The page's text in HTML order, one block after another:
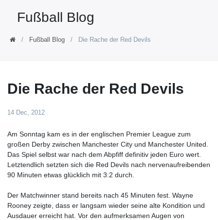
Fußball Blog
Fußball Blog Die Rache der Red Devils
Die Rache der Red Devils
14 Dec, 2012
Am Sonntag kam es in der englischen Premier League zum
großen Derby zwischen Manchester City und Manchester United.
Das Spiel selbst war nach dem Abpfiff definitiv jeden Euro wert.
Letztendlich setzten sich die Red Devils nach nervenaufreibenden
90 Minuten etwas glücklich mit 3:2 durch.
Der Matchwinner stand bereits nach 45 Minuten fest. Wayne
Rooney zeigte, dass er langsam wieder seine alte Kondition und
Ausdauer erreicht hat. Vor den aufmerksamen Augen von